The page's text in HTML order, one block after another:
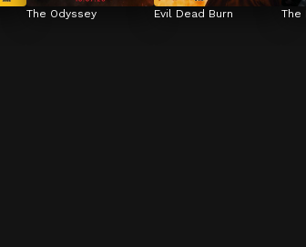
The Odyssey Evil Dead Burn The